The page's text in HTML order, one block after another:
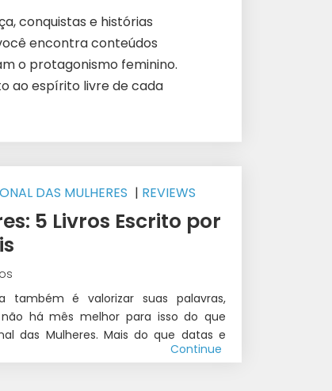
conquistas e histórias
encontra conteúdos
o protagonismo feminino.
ao espírito livre de cada
DAS MULHERES | REVIEWS
5 Livros Escrito por
também é valorizar suas palavras,
há mês melhor para isso do que
das Mulheres. Mais do que datas e
Continue